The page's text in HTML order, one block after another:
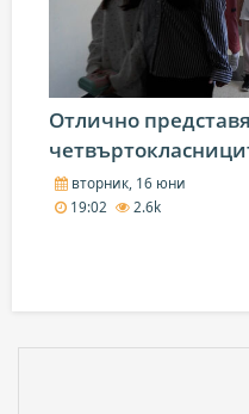
Отлично
вторник, 16 юни
19:02
2.6k